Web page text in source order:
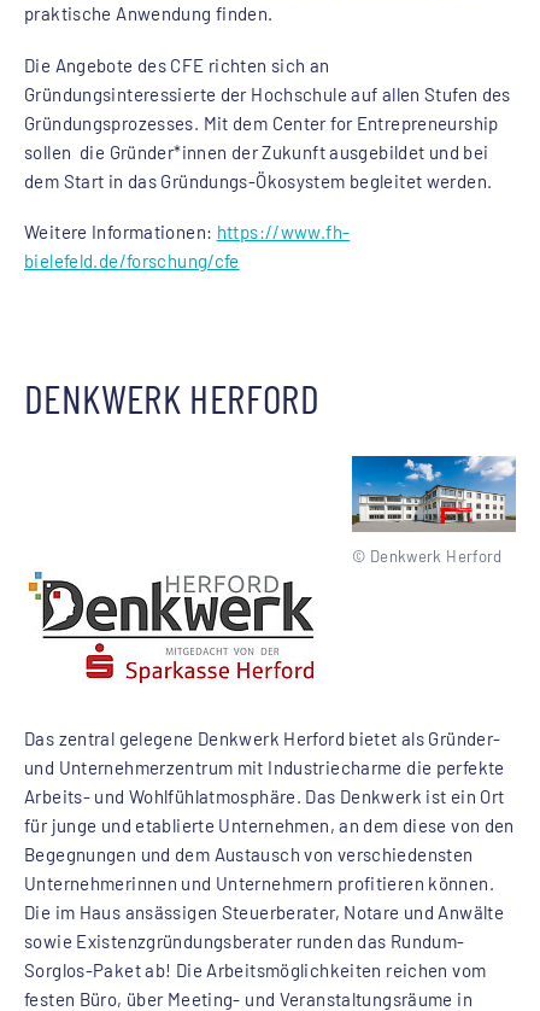
praktische Anwendung finden.
Die Angebote des CFE richten sich an
Gründungsinteressierte der Hochschule auf allen Stufen des
Gründungsprozesses. Mit dem Center for Entrepreneurship
sollen die Gründer*innen der Zukunft ausgebildet und bei
dem Start in das Gründungs-Ökosystem begleitet werden.
Weitere Informationen: https://www.fh-
bielefeld.de/forschung/cfe
DENKWERK HERFORD
© Denkwerk Herford
Das zentral gelegene Denkwerk Herford bietet als Gründer-
und Unternehmerzentrum mit Industriecharme die perfekte
Arbeits- und Wohlfühlatmosphäre. Das Denkwerk ist ein Ort
für junge und etablierte Unternehmen, an dem diese von den
Begegnungen und dem Austausch von verschiedensten
Unternehmerinnen und Unternehmern profitieren können.
Die im Haus ansässigen Steuerberater, Notare und Anwälte
sowie Existenzgründungsberater runden das Rundum-
Sorglos-Paket ab! Die Arbeitsmöglichkeiten reichen vom
festen Büro, über Meeting- und Veranstaltungsräume in